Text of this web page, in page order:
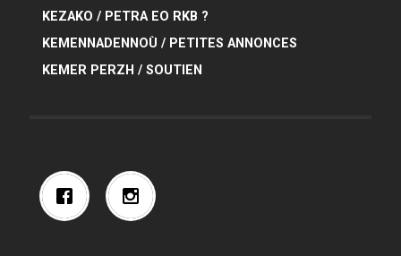
KEZAKO / PETRA EO RKB ?
KEMENNADENNOÙ / PETITES ANNONCES
KEMER PERZH / SOUTIEN